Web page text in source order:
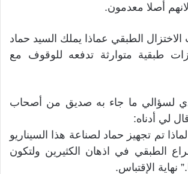
أصلا معدمون.
الطبقي عماذا يملك السيد حماد
طبقية متوارثة تدفعه للوقوف مع
لسؤالي ما جاء به صديق من أصحاب
لي أدناه:
تم تجهيز حماد لصناعة هذا السيناريو
الطبقي في اذهان الكثيرين ولتكون
الإقتباس.